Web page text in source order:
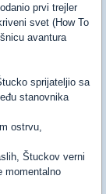
prvi trejler
svet (How To
avantura
sprijateljio sa
stanovnika
ostrvu,
Štuckov verni
momentalno